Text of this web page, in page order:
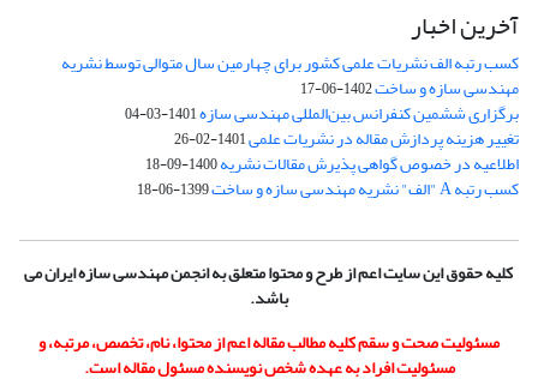
آخرین اخبار
کسب رتبه الف نشریات علمی کشور برای چهارمین سال متوالی توسط نشریه
مهندسی سازه و ساخت1402-06-17
برگزاری ششمین کنفرانس بین‌المللی مهندسی سازه1401-03-04
تغییر هزینه پردازش مقاله در نشریات علمی1401-02-26
اطلاعیه در خصوص گواهی پذیرش مقالات نشریه1400-09-18
کسب رتبه A "الف" نشریه مهندسی سازه و ساخت 1399-06-18
کلیه حقوق این سایت اعم از طرح و محتوا متعلق به انجمن مهندسی سازه ایران می
باشد.
مسئولیت صحت و سقم کلیه مطالب مقاله اعم از محتوا، نام، تخصص، مرتبه، و
مسئولیت افراد به عهده شخص نویسنده مسئول مقاله است.